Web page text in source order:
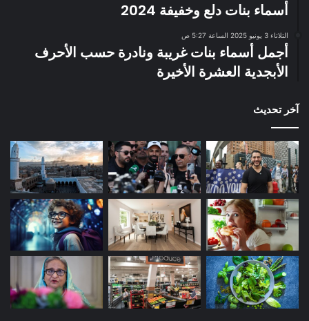
أسماء بنات دلع وخفيفة 2024
الثلاثاء 3 يونيو 2025 الساعة 5:27 ص
أجمل أسماء بنات غريبة ونادرة حسب الأحرف
الأبجدية العشرة الأخيرة
آخر تحديث